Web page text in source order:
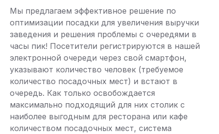
Мы предлагаем эффективное решение по
оптимизации посадки для увеличения выручки
заведения и решения проблемы с очередями в
часы пик! Посетители регистрируются в нашей
электронной очереди через свой смартфон,
указывают количество человек (требуемое
количество посадочных мест) и встают в
очередь. Как только освобождается
максимально подходящий для них столик с
наиболее выгодным для ресторана или кафе
количеством посадочных мест, система